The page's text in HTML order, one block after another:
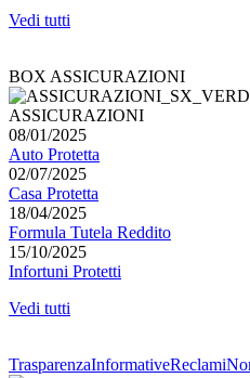
Vedi tutti
BOX ASSICURAZIONI
ASSICURAZIONI
08/01/2025
Auto Protetta
02/07/2025
Casa Protetta
18/04/2025
Formula Tutela Reddito
15/10/2025
Infortuni Protetti
Vedi tutti
TrasparenzaInformativeReclami